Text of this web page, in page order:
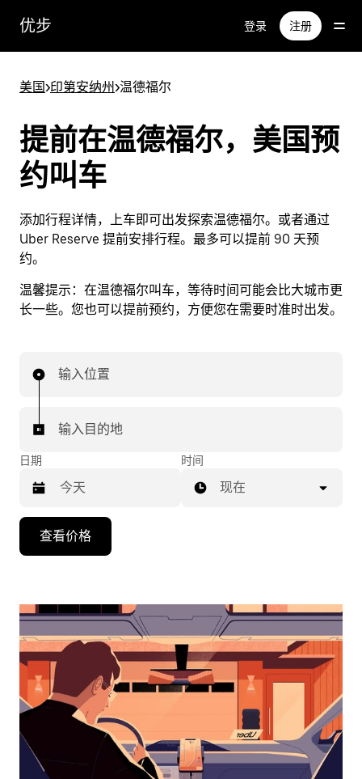
优步 登录 注册
美国>印第安纳州>温德福尔
提前在温德福尔，美国预
约叫车
添加行程详情，上车即可出发探索温德福尔。或者通过
Uber Reserve 提前安排行程。最多可以提前 90 天预
约。
温馨提示： 在温德福尔叫车，等待时间可能会比大城市更
长一些。您也可以提前预约，方便您在需要时准时出发。
输入位置
输入目的地
日期
向
头
浏
日
并
时间
现在
查看价格